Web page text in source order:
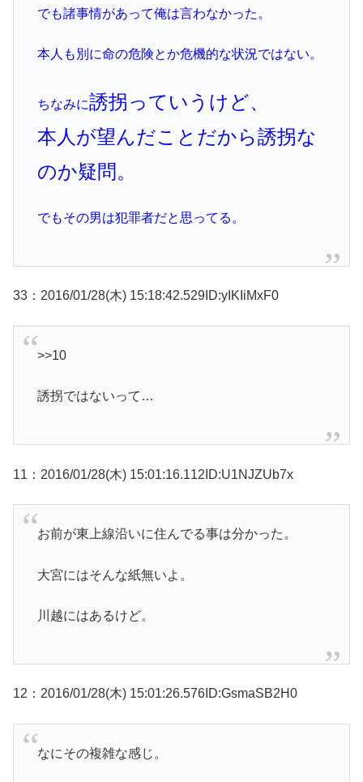
でも諸事情があって俺は言わなかった。
本人も別に命の危険とか危機的な状況ではない。
ちなみに誘拐っていうけど、
本人が望んだことだから誘拐な
のか疑問。
でもその男は犯罪者だと思ってる。
33：2016/01/28(木) 15:18:42.529ID:yIKIiMxF0
>>10
誘拐ではないって…
11：2016/01/28(木) 15:01:16.112ID:U1NJZUb7x
お前が東上線沿いに住んでる事は分かった。
大宮にはそんな紙無いよ。
川越にはあるけど。
12：2016/01/28(木) 15:01:26.576ID:GsmaSB2H0
なにその複雑な感じ。